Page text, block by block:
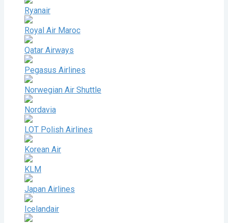
Ryanair
Royal Air Maroc
Qatar Airways
Pegasus Airlines
Norwegian Air Shuttle
Nordavia
LOT Polish Airlines
Korean Air
KLM
Japan Airlines
Icelandair